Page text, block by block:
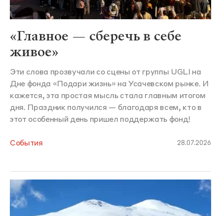
«Главное — сберечь в себе
живое»
Эти слова прозвучали со сцены от группы UGLI на
Дне фонда «Подари жизнь» на Усачевском рынке. И
кажется, эта простая мысль стала главным итогом
дня. Праздник получился — благодаря всем, кто в
этот особенный день пришел поддержать фонд!
События 28.07.2026